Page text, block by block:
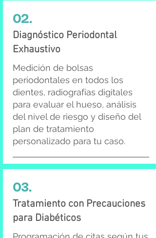
02.
Diagnóstico Periodontal
Exhaustivo
Medición de bolsas
periodontales en todos los
dientes, radiografías digitales
para evaluar el hueso, análisis
del nivel de riesgo y diseño del
plan de tratamiento
personalizado para tu caso.
03.
Tratamiento con Precauciones
para Diabéticos